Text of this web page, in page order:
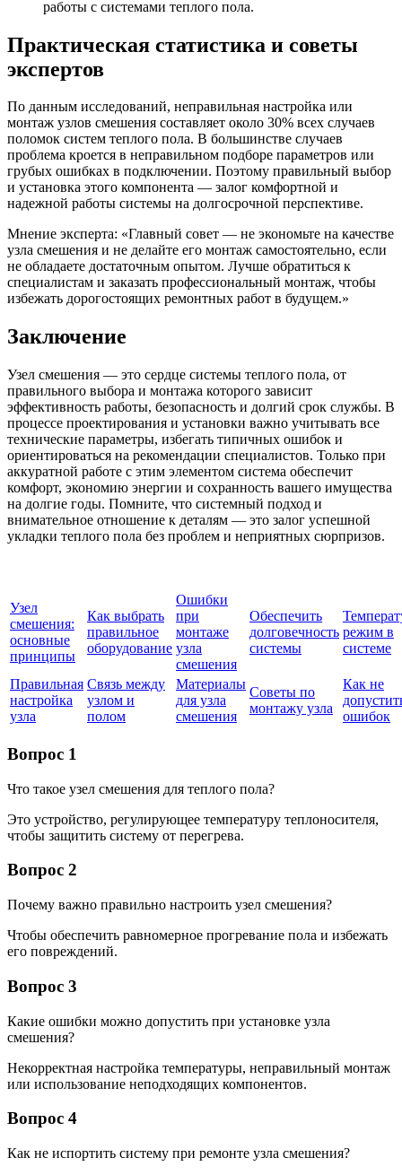
работы с системами теплого пола.
Практическая статистика и советы
экспертов
По данным исследований, неправильная настройка или
монтаж узлов смешения составляет около 30% всех случаев
поломок систем теплого пола. В большинстве случаев
проблема кроется в неправильном подборе параметров или
грубых ошибках в подключении. Поэтому правильный выбор
и установка этого компонента — залог комфортной и
надежной работы системы на долгосрочной перспективе.
Мнение эксперта: «Главный совет — не экономьте на качестве
узла смешения и не делайте его монтаж самостоятельно, если
не обладаете достаточным опытом. Лучше обратиться к
специалистам и заказать профессиональный монтаж, чтобы
избежать дорогостоящих ремонтных работ в будущем.»
Заключение
Узел смешения — это сердце системы теплого пола, от
правильного выбора и монтажа которого зависит
эффективность работы, безопасность и долгий срок службы. В
процессе проектирования и установки важно учитывать все
технические параметры, избегать типичных ошибок и
ориентироваться на рекомендации специалистов. Только при
аккуратной работе с этим элементом система обеспечит
комфорт, экономию энергии и сохранность вашего имущества
на долгие годы. Помните, что системный подход и
внимательное отношение к деталям — это залог успешной
укладки теплого пола без проблем и неприятных сюрпризов.
Узел
смешения:
основные
принципы
Как выбрать
правильное
оборудование
Ошибки
при
монтаже
узла
смешения
Обеспечить
долговечность
системы
режим в
системе
Правильная
настройка
узла
Связь между
узлом и
полом
Материалы
для узла
смешения
Советы по
монтажу узла
Как не
ошибок
Вопрос 1
Что такое узел смешения для теплого пола?
Это устройство, регулирующее температуру теплоносителя,
чтобы защитить систему от перегрева.
Вопрос 2
Почему важно правильно настроить узел смешения?
Чтобы обеспечить равномерное прогревание пола и избежать
его повреждений.
Вопрос 3
Какие ошибки можно допустить при установке узла
смешения?
Некорректная настройка температуры, неправильный монтаж
или использование неподходящих компонентов.
Вопрос 4
Как не испортить систему при ремонте узла смешения?